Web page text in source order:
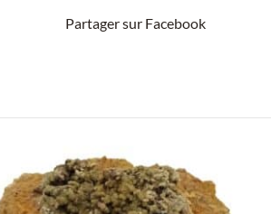
Partager sur Facebook